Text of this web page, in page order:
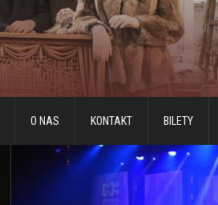
O NAS KONTAKT BILETY